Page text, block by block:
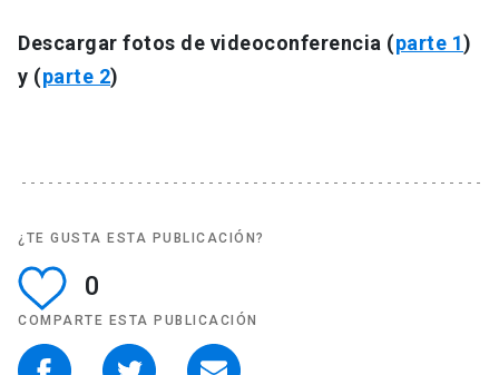
Descargar fotos de videoconferencia (parte 1)
y (parte 2)
¿TE GUSTA ESTA PUBLICACIÓN?
0
COMPARTE ESTA PUBLICACIÓN